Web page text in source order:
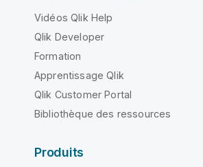
Vidéos Qlik Help
Qlik Developer
Formation
Apprentissage Qlik
Qlik Customer Portal
Bibliothèque des ressources
Produits